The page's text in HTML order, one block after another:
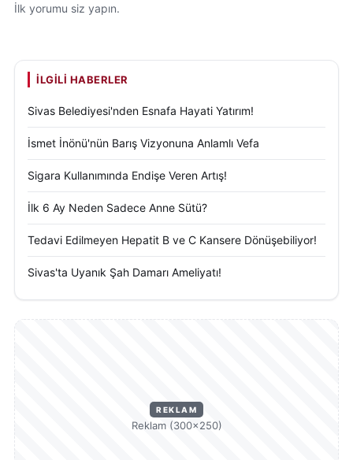
İlk yorumu siz yapın.
İLGILI HABERLER
Sivas Belediyesi'nden Esnafa Hayati Yatırım!
İsmet İnönü'nün Barış Vizyonuna Anlamlı Vefa
Sigara Kullanımında Endişe Veren Artış!
İlk 6 Ay Neden Sadece Anne Sütü?
Tedavi Edilmeyen Hepatit B ve C Kansere Dönüşebiliyor!
Sivas'ta Uyanık Şah Damarı Ameliyatı!
REKLAM
Reklam (300×250)